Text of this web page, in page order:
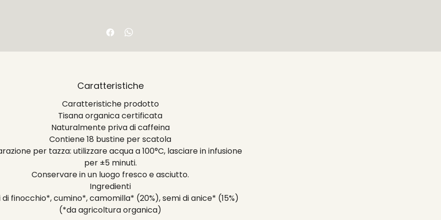
Caratteristiche
Caratteristiche prodotto
Tisana organica certificata
Naturalmente priva di caffeina
Contiene 18 bustine per scatola
per tazza: utilizzare acqua a 100°C, lasciare in infusione
per ±5 minuti.
Conservare in un luogo fresco e asciutto.
Ingredienti
di finocchio*, cumino*, camomilla* (20%), semi di anice* (15%)
(*da agricoltura organica)